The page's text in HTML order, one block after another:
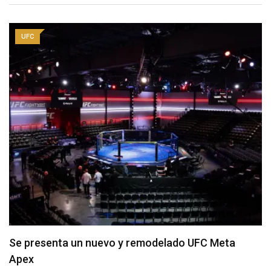
UFC
Se presenta un nuevo y remodelado UFC Meta
Apex